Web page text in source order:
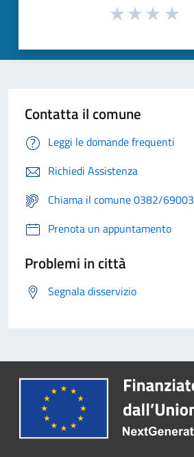
Contatta il comune
Leggi le domande frequenti
Richiedi Assistenza
Chiama il comune 0382/69003
Prenota un appuntamento
Problemi in città
Segnala disservizio